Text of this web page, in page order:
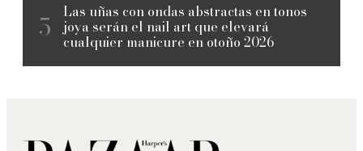
Las uñas con ondas abstractas en tonos
joya serán el nail art que elevará
cualquier manicure en otoño 2026